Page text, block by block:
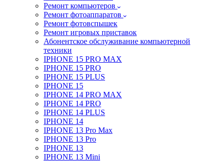
Ремонт компьютеров
Ремонт фотоаппаратов
Ремонт фотовспышек
Ремонт игровых приставок
Абонентское обслуживание компьютерной
техники
IPHONE 15 PRO MAX
IPHONE 15 PRO
IPHONE 15 PLUS
IPHONE 15
IPHONE 14 PRO MAX
IPHONE 14 PRO
IPHONE 14 PLUS
IPHONE 14
IPHONE 13 Pro Max
IPHONE 13 Pro
IPHONE 13
IPHONE 13 Mini